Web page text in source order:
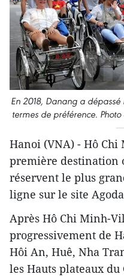
En 2018, Danang a dépassé
termes de préférence.
Hanoi (VNA) - Hô
première destination
réservent le plus
ligne sur le site
Après Hô Chi Minh-
progressivement de
Hôi An, Huê, Nha
les Hauts plateaux du